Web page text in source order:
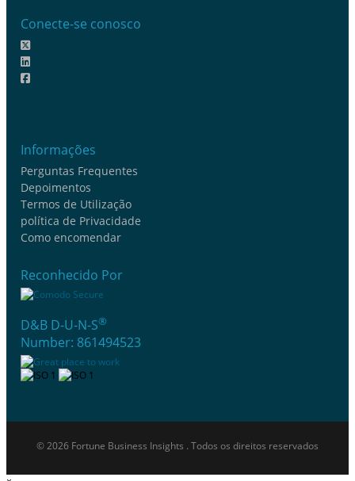
Conecte-se conosco
Informações
Perguntas Frequentes
Depoimentos
Termos de Utilização
política de Privacidade
Como encomendar
Reconhecido Por
D&B D-U-N-S®
Number: 861494523
© 2026 Fortune Business Insights . Todos os direitos reservados